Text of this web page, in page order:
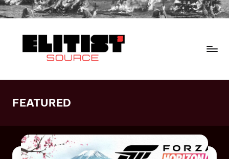
FEATURED